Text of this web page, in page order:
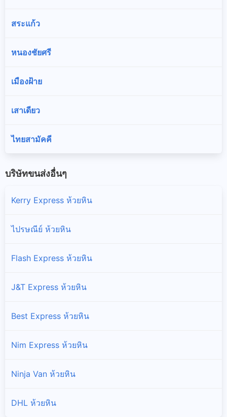
สระแก้ว
หนองชัยศรี
เมืองฝ้าย
เสาเดียว
ไทยสามัคคี
บริษัทขนส่งอื่นๆ
Kerry Express ห้วยหิน
ไปรษณีย์ ห้วยหิน
Flash Express ห้วยหิน
J&T Express ห้วยหิน
Best Express ห้วยหิน
Nim Express ห้วยหิน
Ninja Van ห้วยหิน
DHL ห้วยหิน